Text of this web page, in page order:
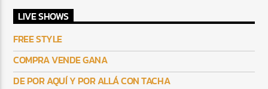
LIVE SHOWS
FREE STYLE
COMPRA VENDE GANA
DE POR AQUÍ Y POR ALLÁ CON TACHA